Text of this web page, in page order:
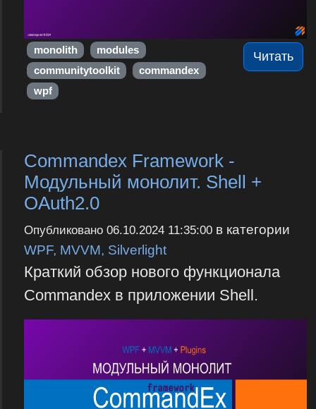
Читать
monolith
modules
communitytoolkit
commandex
wpf
Commandex Framework -
Модульный монолит. Shell +
OAuth2.0
Опубликовано 06.10.2024 11:35:00в категории
WPF, MVVM, Silverlight
Краткий обзор нового функционала
Commandex в приложении Shell.